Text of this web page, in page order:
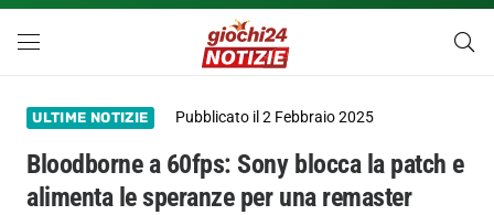
ULTIME NOTIZIE Pubblicato il2 Febbraio 2025
Bloodborne a 60fps: Sony blocca la patch e
alimenta le speranze per una remaster